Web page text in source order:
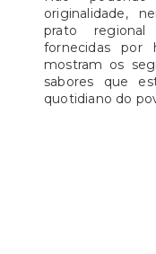
originalidade,
prato
fornecidas por
mostram os
sabores que
quotidiano do